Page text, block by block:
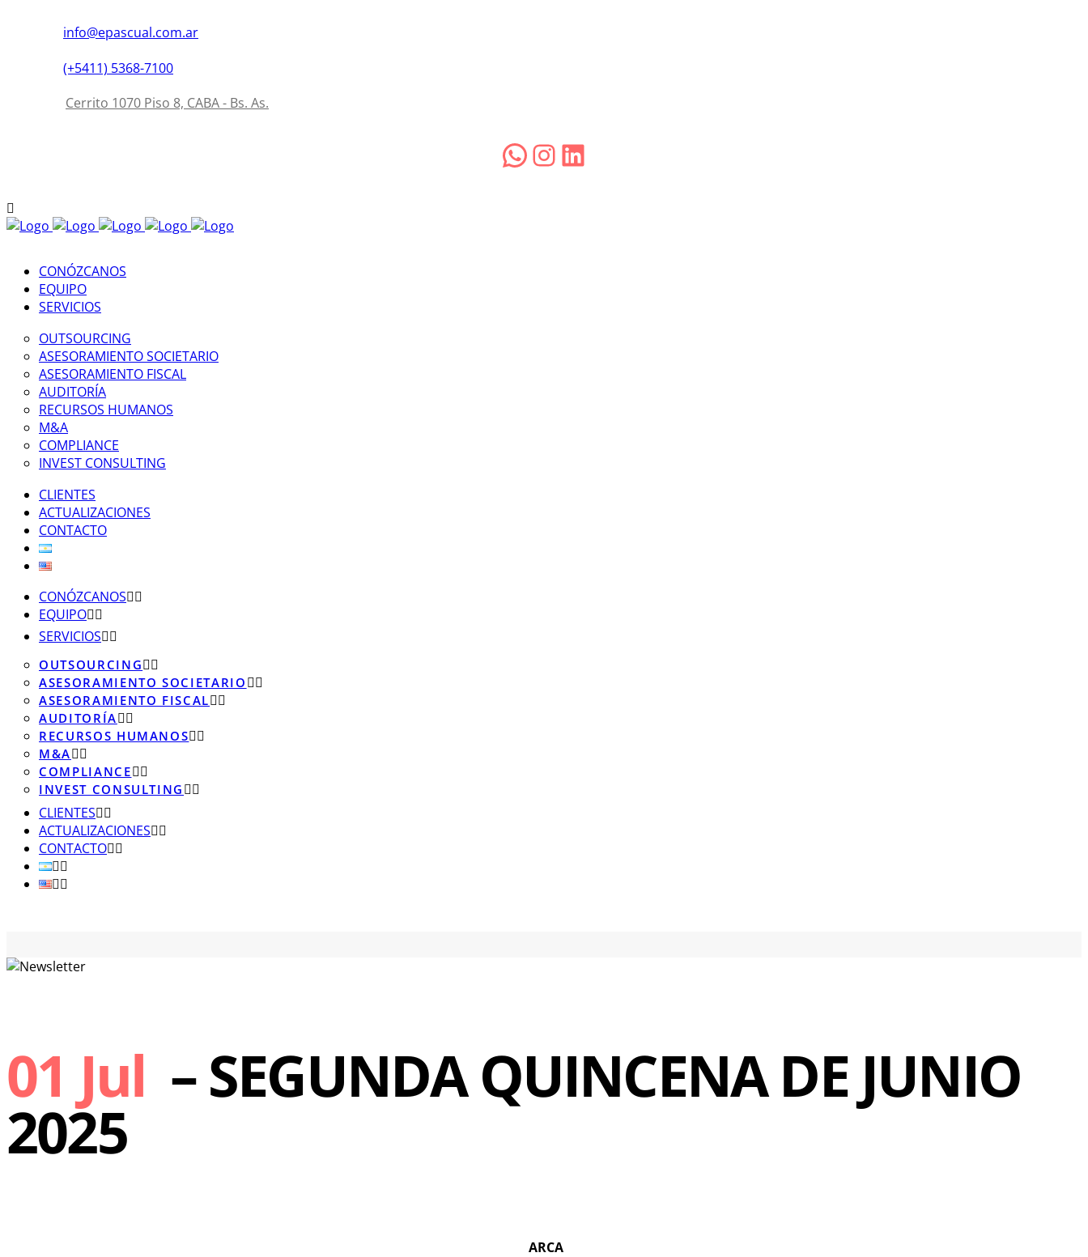
info@epascual.com.ar
(+5411) 5368-7100
Cerrito 1070 Piso 8, CABA - Bs. As.
CONÓZCANOS
EQUIPO
SERVICIOS
OUTSOURCING
ASESORAMIENTO SOCIETARIO
ASESORAMIENTO FISCAL
AUDITORÍA
RECURSOS HUMANOS
M&A
COMPLIANCE
INVEST CONSULTING
CLIENTES
ACTUALIZACIONES
CONTACTO
CONÓZCANOS
EQUIPO
SERVICIOS
OUTSOURCING
ASESORAMIENTO SOCIETARIO
ASESORAMIENTO FISCAL
AUDITORÍA
RECURSOS HUMANOS
M&A
COMPLIANCE
INVEST CONSULTING
CLIENTES
ACTUALIZACIONES
CONTACTO
01 Jul – SEGUNDA QUINCENA DE JUNIO
2025
ARCA